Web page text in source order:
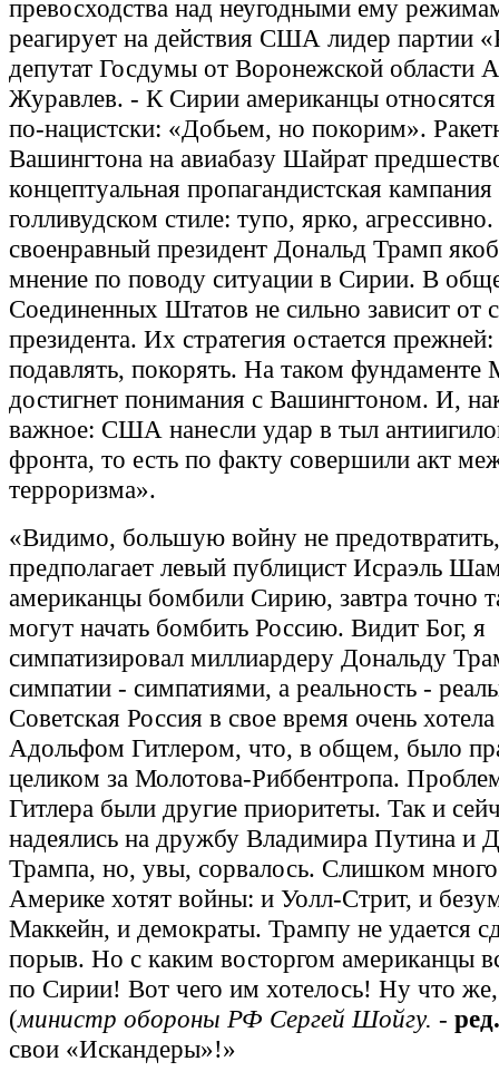
превосходства над неугодными ему
реагирует на действия США лидер партии
депутат Госдумы от Воронежской области
Журавлев. - К Сирии американцы
по-нацистски: «Добьем, но покорим».
Вашингтона на авиабазу Шайрат
концептуальная пропагандистская кампания
голливудском стиле: тупо, ярко,
своенравный президент Дональд Трамп
мнение по поводу ситуации в Сирии. В
Соединенных Штатов не сильно зависит от
президента. Их стратегия остается прежней:
подавлять, покорять. На таком фундаменте
достигнет понимания с Вашингтоном. И,
важное: США нанесли удар в тыл
фронта, то есть по факту совершили акт
терроризма».
«Видимо, большую войну не
предполагает левый публицист Исраэль
американцы бомбили Сирию, завтра точно
могут начать бомбить Россию. Видит Бог, я
симпатизировал миллиардеру Дональду
симпатии - симпатиями, а реальность -
Советская Россия в свое время очень
Адольфом Гитлером, что, в общем, было
целиком за Молотова-Риббентропа.
Гитлера были другие приоритеты. Так и
надеялись на дружбу Владимира Путина и
Трампа, но, увы, сорвалось. Слишком
Америке хотят войны: и Уолл-Стрит, и
Маккейн, и демократы. Трампу не удается
порыв. Но с каким восторгом американцы
по Сирии! Вот чего им хотелось! Ну что
(министр обороны РФ Сергей Шойгу. - ред.
свои «Искандеры»!»